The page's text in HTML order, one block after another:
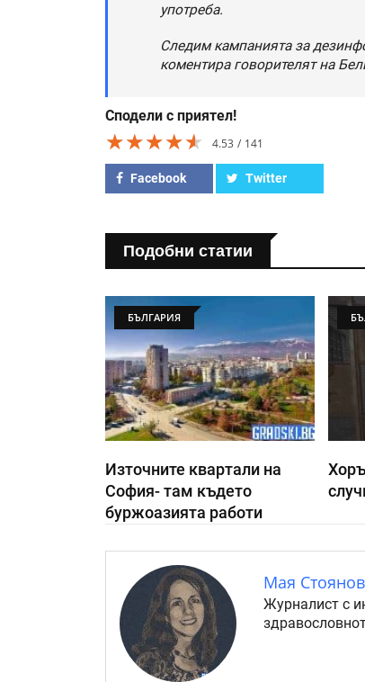
употреба.
Следим кампанията за
коментира говорителят на
Сподели с приятел!
★★★★★
★★★★★
★★★★★ 4.53 141
Facebook Twitter
Подобни статии
БЪЛГАРИЯ
Източните квартали на
София- там където
буржоазията работи
Мая
Журналист с